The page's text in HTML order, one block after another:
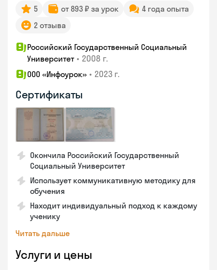
5 от 893 ₽ за урок
4 года опыта
2 отзыва
Российский Государственный Социальный
Университет • 2008 г.
ООО «Инфоурок» • 2023 г.
Сертификаты
Окончила Российский Государственный
Социальный Университет
Использует коммуникативную методику для
обучения
Находит индивидуальный подход к каждому
ученику
Читать дальше
Услуги и цены